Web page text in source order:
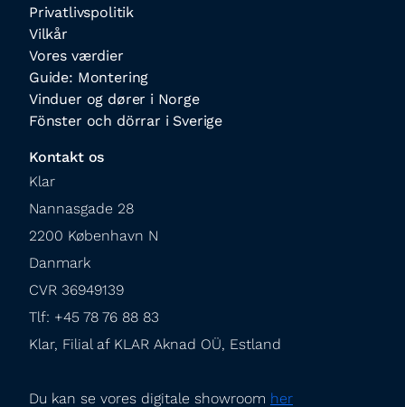
Privatlivspolitik
Vilkår
Vores værdier
Guide: Montering
Vinduer og dører i Norge
Fönster och dörrar i Sverige
Kontakt os
Klar
Nannasgade 28
2200 København N
Danmark
CVR 36949139
Tlf: +45 78 76 88 83
Klar, Filial af KLAR Aknad OÜ, Estland
Du kan se vores digitale showroom her